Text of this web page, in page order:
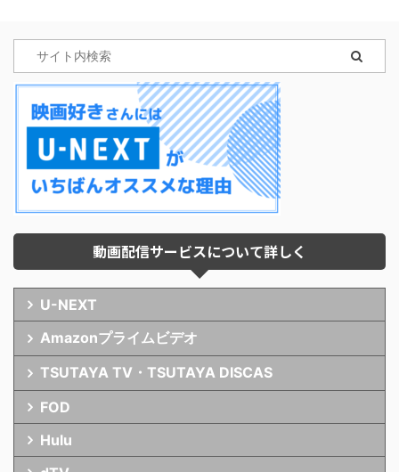
動画配信サービスについて詳しく
U-NEXT
Amazonプライムビデオ
TSUTAYA TV・TSUTAYA DISCAS
FOD
Hulu